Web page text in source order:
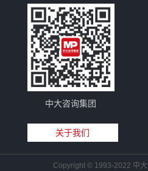
中大咨询集团
关于我们
Copyright © 1993-2022 中